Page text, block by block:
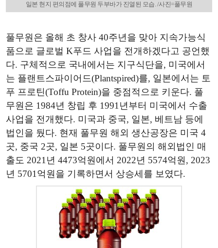
일본 현지 편의점에 풀무원 두부바가 진열된 모습. /사진=풀무원
풀무원은 올해 초 창사 40주년을 맞아 지속가능식
품으로 글로벌 K푸드 사업을 전개하겠다고 공언했
다. 구체적으로 국내에서는 지구식단을, 미국에서
는 플랜트스파이어드(Plantspired)를, 일본에서는 토
푸 프로틴(Toffu Protein)을 중점적으로 키운다. 풀
무원은 1984년 창립 후 1991년부터 미국에서 수출
사업을 전개했다. 미국과 중국, 일본, 베트남 등에
법인을 뒀다. 현재 풀무원 해외 생산공장은 미국 4
곳, 중국 2곳, 일본 5곳이다. 풀무원의 해외법인 매
출도 2021년 4473억원에서 2022년 5574억원, 2023
년 5701억원을 기록하면서 상승세를 보였다.